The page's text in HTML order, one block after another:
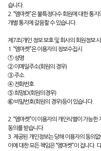
습니다.
2. “엠마켓”은 불특정다수 회원에 대한 통
개별 통지에 갈음할 수 있습니다.
제7조(개인 정보 보호 및 회사의 회원정보
1. “엠마켓”은 이용자의 정보수집시
① 성명
② 이메일주소(회원의 경우)
③ 주소
④ 전화번호
⑤ 희망ID(회원의경우)
⑥ 비밀번호(회원의 경우)등이 있습니다.
2. “엠마켓”이 이용자의 개인식별이 가능
동의를 받습니다.
3. 제공된 개인정보는 당해 이용자의 동의
이에 대한 모든 책임은 “엠마켓”이 집니다.